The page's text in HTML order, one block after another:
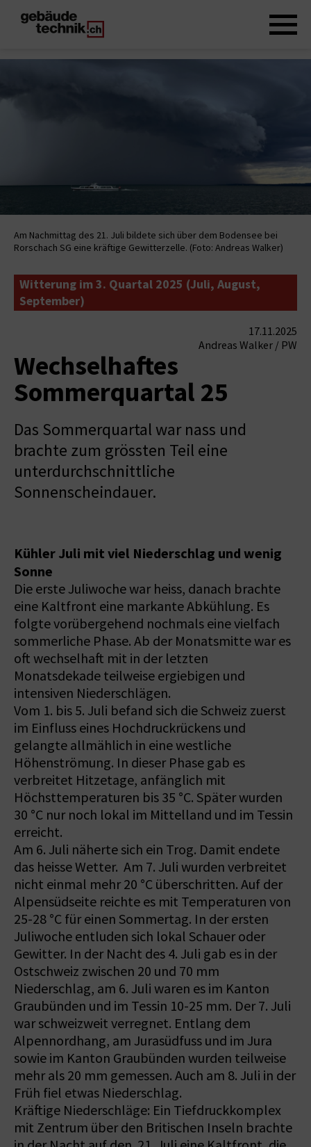
Am Nachmittag des 21. Juli bildete sich über dem Bodensee bei
Rorschach SG eine kräftige Gewitterzelle. (Foto: Andreas Walker)
Witterung im 3. Quartal 2025 (Juli, August,
September)
17.11.2025
Andreas Walker / PW
Wechselhaftes
Sommerquartal 25
Das Sommerquartal war nass und
brachte zum grössten Teil eine
unterdurchschnittliche
Sonnenscheindauer.
Kühler Juli mit viel Niederschlag und wenig
Sonne
Die erste Juliwoche war heiss, danach brachte
eine Kaltfront eine markante Abkühlung. Es
folgte vorübergehend nochmals eine vielfach
sommerliche Phase. Ab der Monatsmitte war es
oft wechselhaft mit in der letzten
Monatsdekade teilweise ergiebigen und
intensiven Niederschlägen.
Vom 1. bis 5. Juli befand sich die Schweiz zuerst
im Einfluss eines Hochdruckrückens und
gelangte allmählich in eine westliche
Höhenströmung. In dieser Phase gab es
verbreitet Hitzetage, anfänglich mit
Höchsttemperaturen bis 35 °C. Später wurden
30 °C nur noch lokal im Mittelland und im Tessin
erreicht.
Am 6. Juli näherte sich ein Trog. Damit endete
das heisse Wetter. Am 7. Juli wurden verbreitet
nicht einmal mehr 20 °C überschritten. Auf der
Alpensüdseite reichte es mit Temperaturen von
25-28 °C für einen Sommertag. In der ersten
Juliwoche entluden sich lokal Schauer oder
Gewitter. In der Nacht des 4. Juli gab es in der
Ostschweiz zwischen 20 und 70 mm
Niederschlag, am 6. Juli waren es im Kanton
Graubünden und im Tessin 10-25 mm. Der 7. Juli
war schweizweit verregnet. Entlang dem
Alpennordhang, am Jurasüdfuss und im Jura
sowie im Kanton Graubünden wurden teilweise
mehr als 20 mm gemessen. Auch am 8. Juli in der
Früh fiel etwas Niederschlag.
Kräftige Niederschläge: Ein Tiefdruckkomplex
mit Zentrum über den Britischen Inseln brachte